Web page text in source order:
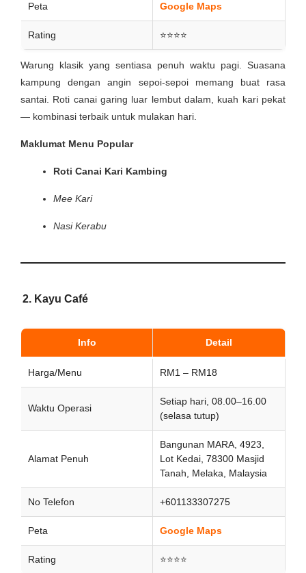
Peta Google Maps
Rating ⭐⭐⭐⭐
Warung klasik yang sentiasa penuh waktu pagi. Suasana
kampung dengan angin sepoi-sepoi memang buat rasa
santai. Roti canai garing luar lembut dalam, kuah kari pekat
— kombinasi terbaik untuk mulakan hari.
Maklumat Menu Popular
Roti Canai Kari Kambing
Mee Kari
Nasi Kerabu
2. Kayu Café
Info Detail
Harga/Menu RM1 – RM18
Waktu Operasi
Setiap hari, 08.00–16.00
(selasa tutup)
Alamat Penuh
Bangunan MARA, 4923,
Lot Kedai, 78300 Masjid
Tanah, Melaka, Malaysia
No Telefon +601133307275
Peta Google Maps
Rating ⭐⭐⭐⭐